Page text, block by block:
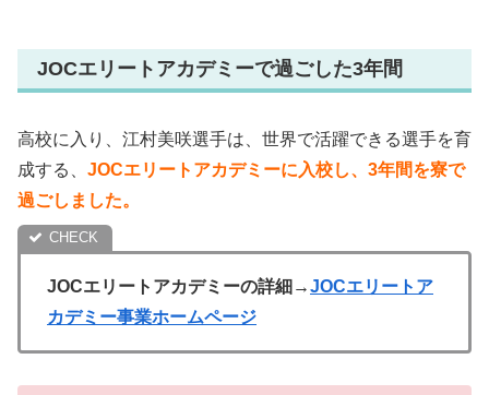
JOCエリートアカデミーで過ごした3年間
高校に入り、江村美咲選手は、世界で活躍できる選手を育
成する、 JOCエリートアカデミーに入校し、3年間を寮で
過ごしました。
JOCエリートアカデミーの詳細→JOCエリートア
カデミー事業ホームページ